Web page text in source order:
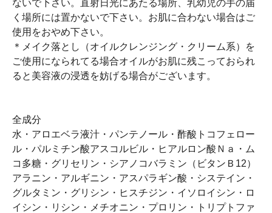
ないで下さい。直射日光にあたる場所、乳幼児の手の届
く場所には置かないで下さい。お肌に合わない場合はご
使用をおやめ下さい。
＊メイク落とし（オイルクレンジング・クリーム系）を
ご使用になられてる場合オイルがお肌に残こっておられ
ると美容液の浸透を妨げる場合がございます。
全成分
水・アロエベラ液汁・パンテノール・酢酸トコフェロー
ル・パルミチン酸アスコルビル・ヒアルロン酸Ｎａ・ム
コ多糖・グリセリン・シアノコバラミン（ビタンＢ12）
アラニン・アルギニン・アスパラギン酸・システイン・
グルタミン・グリシン・ヒスチジン・イソロイシン・ロ
イシン・リシン・メチオニン・プロリン・トリプトファ